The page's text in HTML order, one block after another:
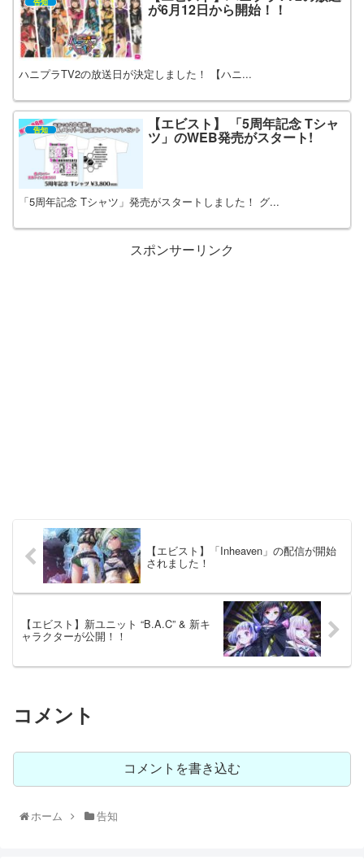
が6月12日から開始！！
ハニプラTV2の放送日が決定しました！ 【ハニ...
告知 【エビスト】 「5周年記念 Tシャ
ツ」のWEB発売がスタート!
「5周年記念 Tシャツ」発売がスタートしました！ グ...
スポンサーリンク
【エビスト】「Inheaven」の配信が開始
されました！
【エビスト】新ユニット “B.A.C” & 新キ
ャラクターが公開！！
コメント
コメントを書き込む
ホーム 告知